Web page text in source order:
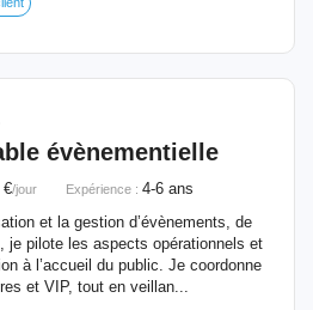
évènementielle
/jour Expérience : 4-6 ans
et la gestion d’évènements, de
je pilote les aspects opérationnels et
à l’accueil du public. Je coordonne
et VIP, tout en veillan...